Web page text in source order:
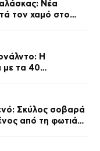
Νέα
τον χαμό στο
Η
με τα 40
Σκύλος σοβαρά
από τη φωτιά